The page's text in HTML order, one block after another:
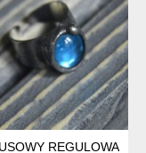
PIERŚCIONEK
REGULOWANY